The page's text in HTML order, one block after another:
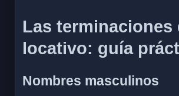
Las terminaciones
locativo: guía
Nombres masculinos